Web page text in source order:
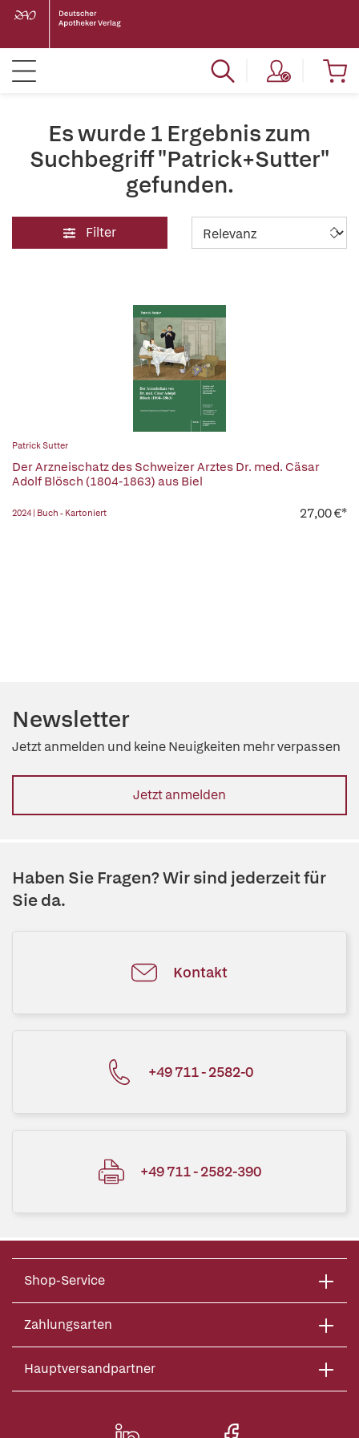
Es wurde 1 Ergebnis zum
Suchbegriff "Patrick+Sutter"
gefunden.
Filter
Patrick Sutter
Der Arzneischatz des Schweizer Arztes Dr. med. Cäsar
Adolf Blösch (1804-1863) aus Biel
2024 | Buch - Kartoniert 27,00 €*
Newsletter
Jetzt anmelden und keine Neuigkeiten mehr verpassen
Jetzt anmelden
Haben Sie Fragen? Wir sind jederzeit für
Sie da.
Kontakt
+49 711 - 2582-0
+49 711 - 2582-390
Shop-Service
Zahlungsarten
Hauptversandpartner